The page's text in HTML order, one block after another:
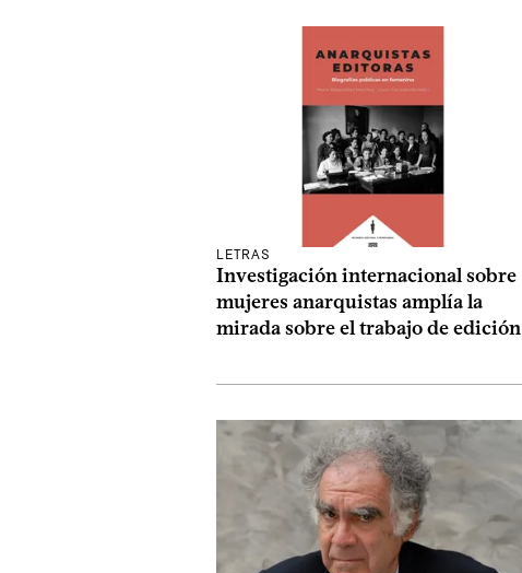
LETRAS
Investigación internacional sobre
mujeres anarquistas amplía la
mirada sobre el trabajo de edición